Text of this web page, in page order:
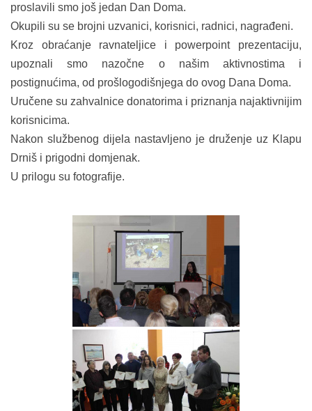
proslavili smo još jedan Dan Doma.
Okupili su se brojni uzvanici, korisnici, radnici, nagrađeni.
Kroz obraćanje ravnateljice i powerpoint prezentaciju,
upoznali smo nazočne o našim aktivnostima i
postignućima, od prošlogodišnjega do ovog Dana Doma.
Uručene su zahvalnice donatorima i priznanja najaktivnijim
korisnicima.
Nakon službenog dijela nastavljeno je druženje uz Klapu
Drniš i prigodni domjenak.
U prilogu su fotografije.